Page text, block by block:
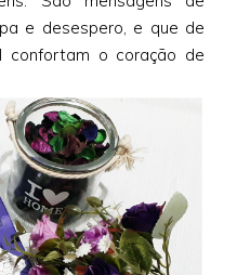
e desespero, e que de
confortam o coração de